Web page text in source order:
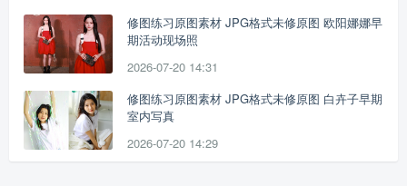
修图练习原图素材 JPG格式未修原图 欧阳娜娜早
期活动现场照
2026-07-20 14:31
修图练习原图素材 JPG格式未修原图 白卉子早期
室内写真
2026-07-20 14:29